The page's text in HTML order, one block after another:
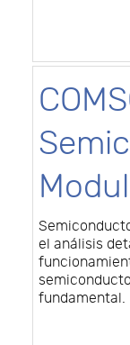
el análisis
fundamental.